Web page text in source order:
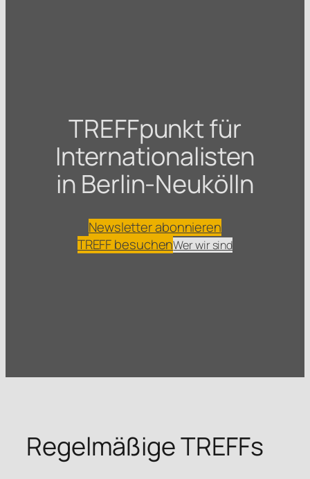
TREFFpunkt für
Internationalisten
in Berlin-Neukölln
Newsletter abonnieren
TREFF besuchenWer wir sind
Regelmäßige TREFFs